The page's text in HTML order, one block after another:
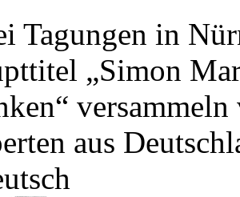
Tagungen in
„Simon
aus